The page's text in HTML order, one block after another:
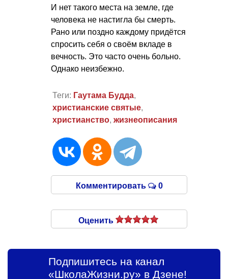
И нет такого места на земле, где
человека не настигла бы смерть.
Рано или поздно каждому придётся
спросить себя о своём вкладе в
вечность. Это часто очень больно.
Однако неизбежно.
Теги: Гаутама Будда,
христианские святые,
христианство, жизнеописания
Комментировать 0
Оценить
Подпишитесь на канал
«ШколаЖизни.ру» в Дзене!